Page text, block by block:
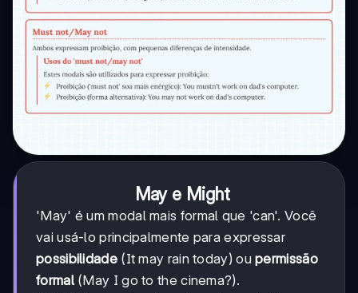
May e Might
'May' é um modal mais formal que 'can'. Você
vai usá-lo principalmente para expressar
possibilidade(It may rain today) oupermissão
formal(May I go to the cinema?).